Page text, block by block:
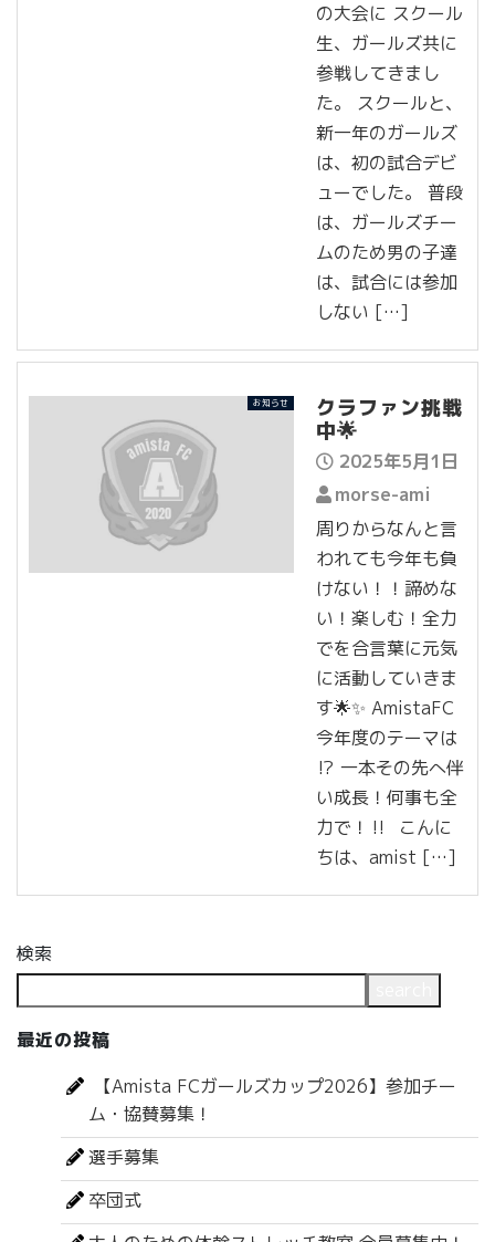
の大会に スクール
生、ガールズ共に
参戦してきまし
た。 スクールと、
新一年のガールズ
は、初の試合デビ
ューでした。 普段
は、ガールズチー
ムのため男の子達
は、試合には参加
しない […]
お知らせ
クラファン挑戦
中🌟
2025年5月1日
morse-ami
周りからなんと言
われても今年も負
けない！！諦めな
い！楽しむ！全力
でを合言葉に元気
に活動していきま
す🌟✨ AmistaFC
今年度のテーマは
⁉️ 一本その先へ伴
い成長！何事も全
力で！‼️ こんに
ちは、amist […]
検索
最近の投稿
【Amista FCガールズカップ2026】参加チー
ム・協賛募集！
選手募集
卒団式